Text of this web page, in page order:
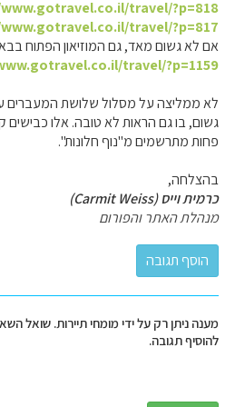
travel/?p=818
travel/?p=817
אם לא גשום מאד, גם המוזיאון הפתוח
travel/?p=1159
לא ממליצה על מסלול שלושת המעברים עם
גשום, בו גם הראות לא טובה. אלו כבישים
פחות מתרשמים מ"נוף חלונות".
בהצלחה,
כרמית וייס (Carmit Weiss)
מנהלת האתר והפורום
מענה ניתן רק על ידי מומחי תיירות. שואל
להוסיף תגובה.